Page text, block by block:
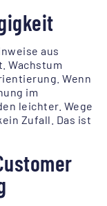
aus
Wachstum
Wenn
im
leichter. Wege
Zufall. Das ist